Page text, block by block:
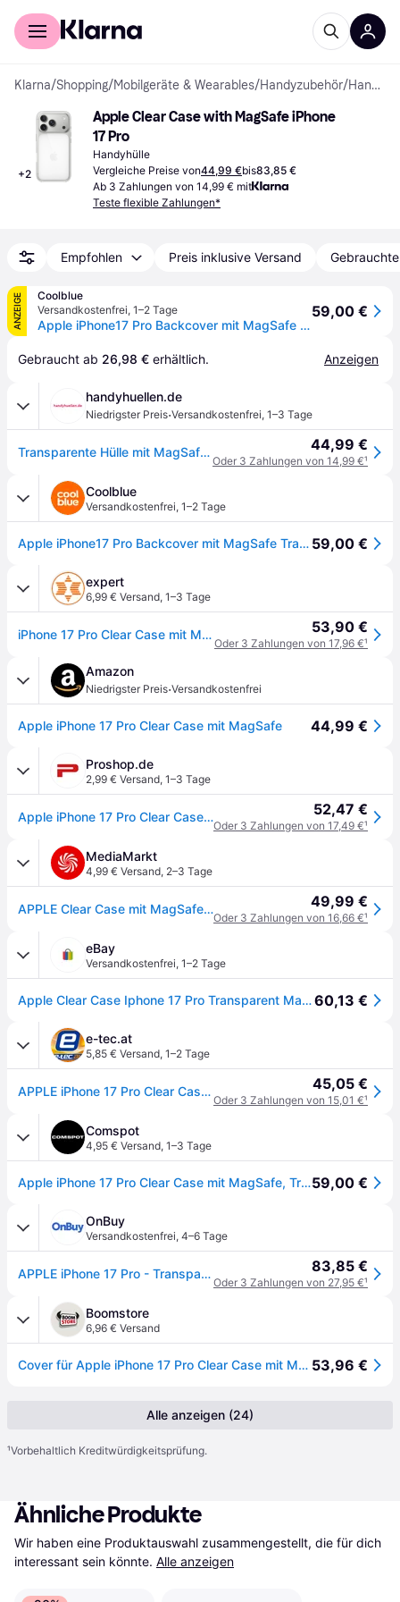
Für Shopper
Klarna/Shopping/Mobilgeräte & Wearables/Handyzubehör/ Handyhüllen
+2
Apple Clear Case with MagSafe iPhone
17 Pro
Handyhülle
Vergleiche Preise von44,99 €bis83,85 €
Ab 3 Zahlungen von 14,99 € mit
Teste flexible Zahlungen*
Empfohlen Preis inklusive Versand
ANZEIGE
Coolblue
Versandkostenfrei, 1–2 Tage
Apple iPhone17 Pro Backcover mit MagSafe Transparent
59,00 €
Gebraucht ab 26,98 € erhältlich. Anzeigen
handyhuellen.de
Niedrigster Preis·Versandkostenfrei, 1–3 Tage
Transparente Hülle mit MagSafe für das Apple iPhone 17 Pro - Clear 44,99 €
Oder 3 Zahlungen von 14,99 €¹
Coolblue
Versandkostenfrei, 1–2 Tage
Apple iPhone17 Pro Backcover mit MagSafe Transparent 59,00 €
expert
6,99 € Versand, 1–3 Tage
iPhone 17 Pro Clear Case mit MagSafe 53,90 €
Oder 3 Zahlungen von 17,96 €¹
Amazon
Niedrigster Preis·Versandkostenfrei
Apple iPhone 17 Pro Clear Case mit MagSafe ​​​​​​​ 44,99 €
Proshop.de
2,99 € Versand, 1–3 Tage
Apple iPhone 17 Pro Clear Case with MagSafe 52,47 €
Oder 3 Zahlungen von 17,49 €¹
MediaMarkt
4,99 € Versand, 2–3 Tage
APPLE Clear Case mit MagSafe, Backcover, Apple, iPhone 17 Pro, Transparent 49,99 €
Oder 3 Zahlungen von 16,66 €¹
eBay
Versandkostenfrei, 1–2 Tage
Apple Clear Case Iphone 17 Pro Transparent Magsafe Kompatibel Mgft4zm/a60,13 €
e-tec.at
5,85 € Versand, 1–2 Tage
APPLE iPhone 17 Pro Clear Case mit MagSafe 45,05 €
Oder 3 Zahlungen von 15,01 €¹
Comspot
4,95 € Versand, 1–3 Tage
Apple iPhone 17 Pro Clear Case mit MagSafe, Transparent, Polycarbonat59,00 €
OnBuy
Versandkostenfrei, 4–6 Tage
APPLE iPhone 17 Pro - Transparente Hülle mit MagSafe 83,85 €
Oder 3 Zahlungen von 27,95 €¹
Boomstore
6,96 € Versand
Cover für Apple iPhone 17 Pro Clear Case mit MagSafe (Transparent) 53,96 €
Alle anzeigen (24)
¹Vorbehaltlich Kreditwürdigkeitsprüfung.
Ähnliche Produkte
Wir haben eine Produktauswahl zusammengestellt, die für dich
interessant sein könnte. Alle anzeigen